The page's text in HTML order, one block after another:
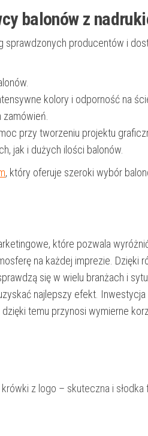
balonów z
sprawdzonych producentów i
kolory i odporność na
przy tworzeniu projektu
jak i dużych ilości balonów.
, który oferuje szeroki wybór
które pozwala
na każdej imprezie. Dzięki
się w wielu branżach i
najlepszy efekt. Inwestycja
temu przynosi wymierne
krówki z logo – skuteczna i